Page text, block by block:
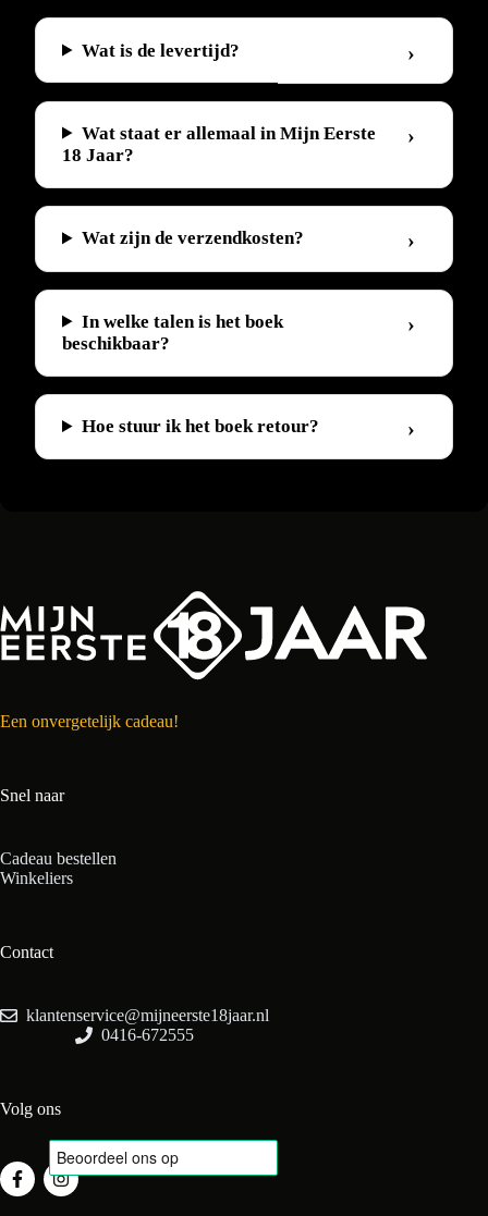
Wat is de levertijd?
Wat staat er allemaal in Mijn Eerste
18 Jaar?
Wat zijn de verzendkosten?
In welke talen is het boek
beschikbaar?
Hoe stuur ik het boek retour?
Een onvergetelijk cadeau!
Snel naar
Cadeau bestellen
Winkeliers
Contact
klantenservice@mijneerste18jaar.nl
0416-672555
Volg ons